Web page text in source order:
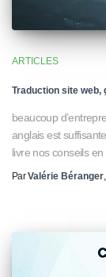
ARTICLES
Traduction site web,
beaucoup
anglais est
livre nos conseils en
ParValérie Béranger